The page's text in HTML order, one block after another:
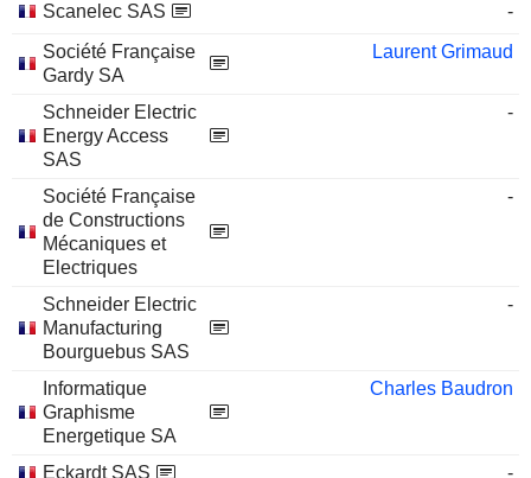
Scanelec SAS
-
Société Française
Gardy SA
Laurent Grimaud
Schneider Electric
Energy Access
SAS
-
Société Française
de Constructions
Mécaniques et
Electriques
-
Schneider Electric
Manufacturing
Bourguebus SAS
-
Informatique
Graphisme
Energetique SA
Charles Baudron
Eckardt SAS
-